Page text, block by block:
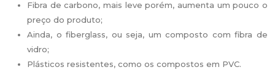
Fibra de carbono, mais leve porém, aumenta um pouco o
preço do produto;
Ainda, o fiberglass, ou seja, um composto com fibra de
vidro;
Plásticos resistentes, como os compostos em PVC.